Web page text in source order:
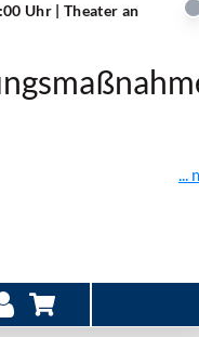
Uhr | Theater an
...